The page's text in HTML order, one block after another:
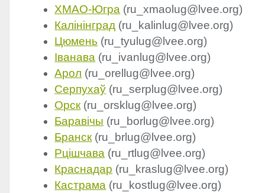
XMAO-Югра (ru_xmaolug@lvee.org)
Калінінград (ru_kalinlug@lvee.org)
Цюмень (ru_tyulug@lvee.org)
Іванава (ru_ivanlug@lvee.org)
Арол (ru_orellug@lvee.org)
Серпухаў (ru_serplug@lvee.org)
Орск (ru_orsklug@lvee.org)
Баравічы (ru_borlug@lvee.org)
Бранск (ru_brlug@lvee.org)
Рцішчава (ru_rtlug@lvee.org)
Краснадар (ru_kraslug@lvee.org)
Кастрама (ru_kostlug@lvee.org)